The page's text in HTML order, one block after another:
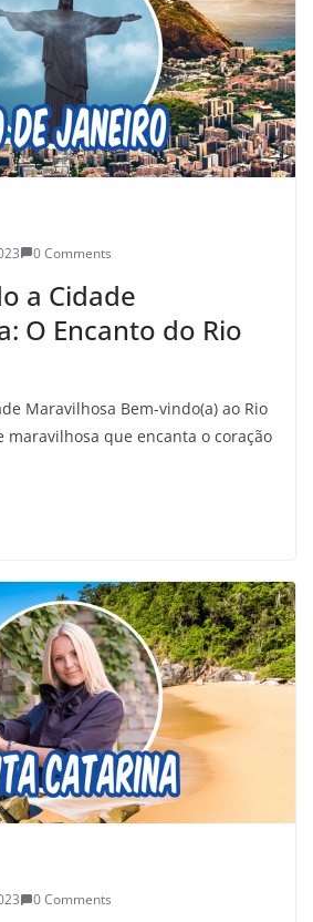
0 Comments
a Cidade
O Encanto do Rio
Maravilhosa Bem-vindo(a) ao Rio
maravilhosa que encanta o coração
0 Comments